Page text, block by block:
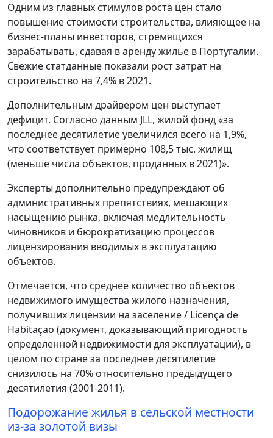
Одним из главных стимулов роста цен стало
повышение стоимости строительства, влияющее на
бизнес-планы инвесторов, стремящихся
зарабатывать, сдавая в аренду жилье в Португалии.
Свежие статданные показали рост затрат на
строительство на 7,4% в 2021.
Дополнительным драйвером цен выступает
дефицит. Согласно данным JLL, жилой фонд «за
последнее десятилетие увеличился всего на 1,9%,
что соответствует примерно 108,5 тыс. жилищ
(меньше числа объектов, проданных в 2021)».
Эксперты дополнительно предупреждают об
административных препятствиях, мешающих
насыщению рынка, включая медлительность
чиновников и бюрократизацию процессов
лицензирования вводимых в эксплуатацию
объектов.
Отмечается, что среднее количество объектов
недвижимого имущества жилого назначения,
получивших лицензии на заселение / Licença de
Habitaçao (документ, доказывающий пригодность
определенной недвижимости для эксплуатации), в
целом по стране за последнее десятилетие
снизилось на 70% относительно предыдущего
десятилетия (2001-2011).
Подорожание жилья в сельской местности
из-за золотой визы